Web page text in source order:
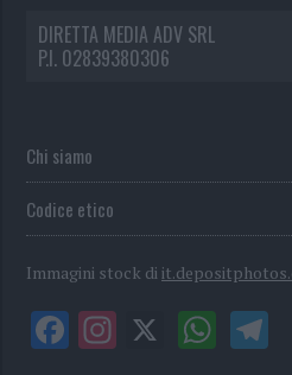
DIRETTA MEDIA ADV SRL
P.I. 02839380306
Chi siamo
Codice etico
Immagini stock di